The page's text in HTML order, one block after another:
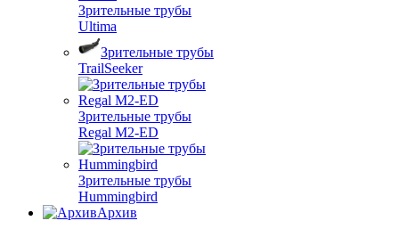
Зрительные трубы
Ultima
Зрительные трубы
TrailSeeker
Зрительные трубы
Regal M2-ED
Зрительные трубы
Hummingbird
Архив